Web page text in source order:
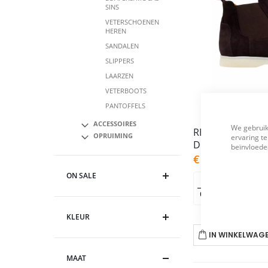
We
ervaring
REINHARD
As
low
€ 109,95
IN
SINS
VETERSCHOENEN
HEREN
SANDALEN
SLIPPERS
LAARZEN
VETERBOOTS
PANTOFFELS
ACCESSOIRES
OPRUIMING
ON SALE
KLEUR
MAAT